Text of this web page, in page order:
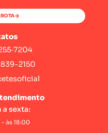
2150
a sexta:
às 18:00